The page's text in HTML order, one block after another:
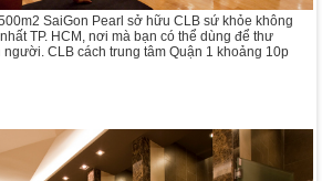
SaiGon Pearl sở hữu CLB sứ khỏe không
TP. HCM, nơi mà bạn có thể dùng để thư
CLB cách trung tâm Quận 1 khoảng 10p